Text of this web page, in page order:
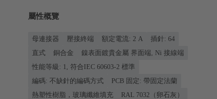
屬性概覽
母連接器 壓接終端 額定電流: ‌2 A
插針: 64
直式
銅合金
鎳表面鍍貴金屬 界面端, Ni 接線端
性能等級: 1, 符合IEC 60603-2 標準
編碼: 不缺針的編碼方式
PCB 固定: 帶固定法蘭
熱塑性樹脂，玻璃纖維填充
RAL 7032（卵石灰）